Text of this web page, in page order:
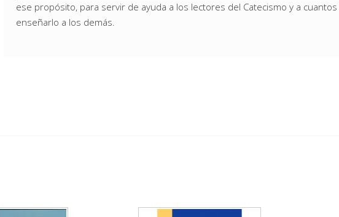
ese propósito, para servir de ayuda a los lectores del Catecismo y a
enseñarlo a los demás.